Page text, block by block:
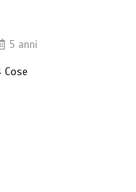
5 anni
Cose